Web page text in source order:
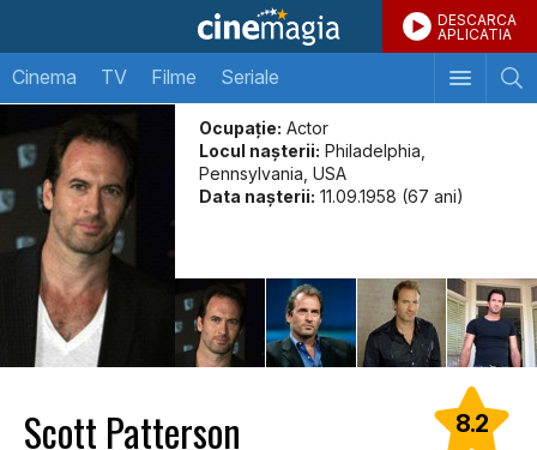
DESCARCA
APLICATIA
Cinema TV Filme Seriale
Ocupație: Actor
Locul naşterii: Philadelphia,
Pennsylvania, USA
Data naşterii: 11.09.1958 (67 ani)
Scott Patterson 8.2